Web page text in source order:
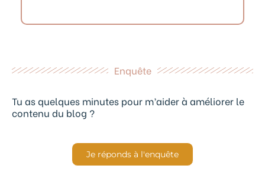
Enquête
Tu as quelques minutes pour m’aider à améliorer le
contenu du blog ?
Je réponds à l'enquête